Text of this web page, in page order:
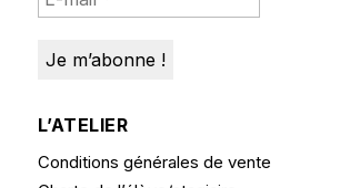
L’ATELIER
Conditions générales de vente